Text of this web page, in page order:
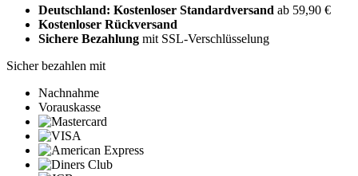
Deutschland: Kostenloser Standardversand ab 59,90 €
Kostenloser Rückversand
Sichere Bezahlung mit SSL-Verschlüsselung
Sicher bezahlen mit
Nachnahme
Vorauskasse